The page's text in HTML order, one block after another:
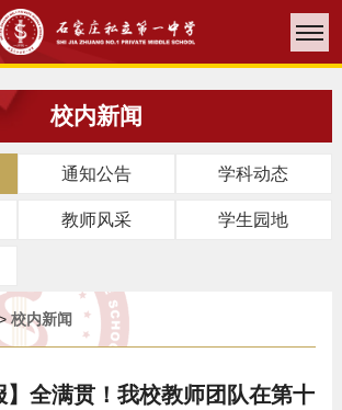
校内新闻
通知公告 学科动态
教师风采 学生园地
校内新闻
】全满贯！我校教师团队在第十